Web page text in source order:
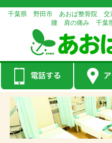
千葉県 野田市 あおば整骨院
腰 肩の痛み 千葉